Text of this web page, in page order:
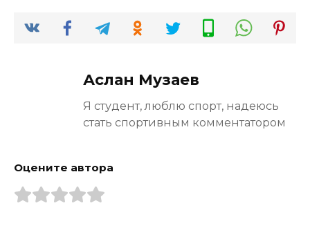
Аслан Музаев
Я студент, люблю спорт, надеюсь
стать спортивным комментатором
Оцените автора